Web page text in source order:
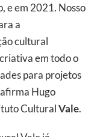
e em 2021. Nosso
a
cultural
em todo o
para projetos
Hugo
CulturalVale.